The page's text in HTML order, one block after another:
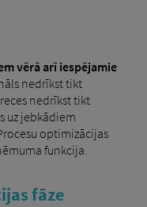
vērā arī iespējamie
nedrīkst tikt
nedrīkst tikt
uz jebkādiem
optimizācijas
funkcija.
fāze